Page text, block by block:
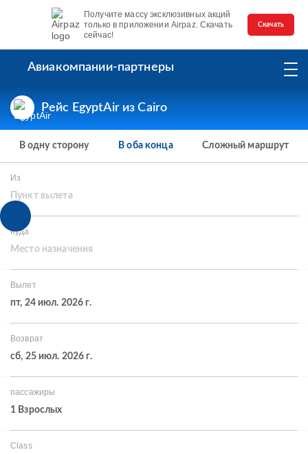
Получите массу эксклюзивных акций
только в приложении Airpaz. Скачать
сейчас!
Скачать
Авиакомпании-партнеры
Рейс EgyptAir из Cairo
В одну сторону В оба конца Сложный маршрут
Из
Пункт вылета
Куда
Место назначения
Вылет
пт, 24 июл. 2026 г.
Возврат
сб, 25 июл. 2026 г.
пассажиры
1 Взрослых
Class